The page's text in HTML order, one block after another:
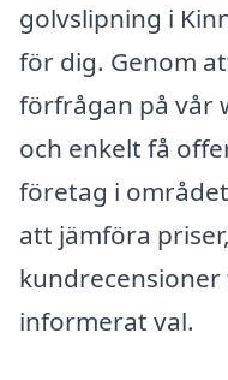
golvslipning i
för dig. Genom
förfrågan på vår
och enkelt få
företag i
att jämföra
informerat val.